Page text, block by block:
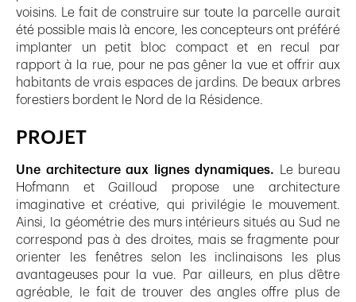
voisins. Le fait de construire sur toute la parcelle aurait
été possible mais là encore, les concepteurs ont préféré
implanter un petit bloc compact et en recul par
rapport à la rue, pour ne pas gêner la vue et offrir aux
habitants de vrais espaces de jardins. De beaux arbres
forestiers bordent le Nord de la Résidence.
PROJET
Une architecture aux lignes dynamiques. Le bureau
Hofmann et Gailloud propose une architecture
imaginative et créative, qui privilégie le mouvement.
Ainsi, la géométrie des murs intérieurs situés au Sud ne
correspond pas à des droites, mais se fragmente pour
orienter les fenêtres selon les inclinaisons les plus
avantageuses pour la vue. Par ailleurs, en plus d’être
agréable, le fait de trouver des angles offre plus de